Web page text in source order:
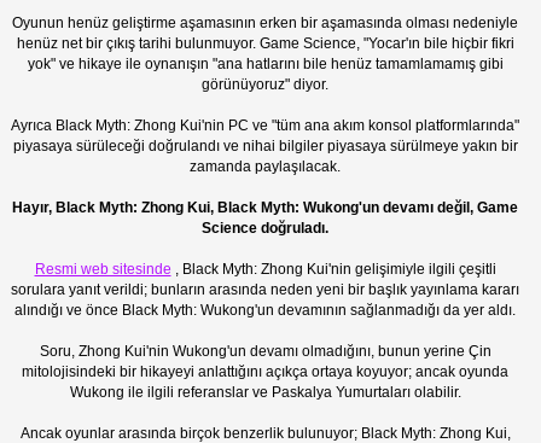
Oyunun henüz geliştirme aşamasının erken bir aşamasında olması nedeniyle
henüz net bir çıkış tarihi bulunmuyor. Game Science, "Yocar'ın bile hiçbir fikri
yok" ve hikaye ile oynanışın "ana hatlarını bile henüz tamamlamamış gibi
görünüyoruz" diyor.
Ayrıca Black Myth: Zhong Kui'nin PC ve "tüm ana akım konsol platformlarında"
piyasaya sürüleceği doğrulandı ve nihai bilgiler piyasaya sürülmeye yakın bir
zamanda paylaşılacak.
Hayır, Black Myth: Zhong Kui, Black Myth: Wukong'un devamı değil, Game
Science doğruladı.
Resmi web sitesinde , Black Myth: Zhong Kui'nin gelişimiyle ilgili çeşitli
sorulara yanıt verildi; bunların arasında neden yeni bir başlık yayınlama kararı
alındığı ve önce Black Myth: Wukong'un devamının sağlanmadığı da yer aldı.
Soru, Zhong Kui'nin Wukong'un devamı olmadığını, bunun yerine Çin
mitolojisindeki bir hikayeyi anlattığını açıkça ortaya koyuyor; ancak oyunda
Wukong ile ilgili referanslar ve Paskalya Yumurtaları olabilir.
Ancak oyunlar arasında birçok benzerlik bulunuyor; Black Myth: Zhong Kui,